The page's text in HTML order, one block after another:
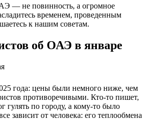
— не повинность, а огромное
временем, проведенным
к нашим советам.
об ОАЭ в январе
года: цены были немного ниже, чем
противоречивыми. Кто-то пишет,
гулять по городу, а кому-то было
зависит от человека: его теплообмена